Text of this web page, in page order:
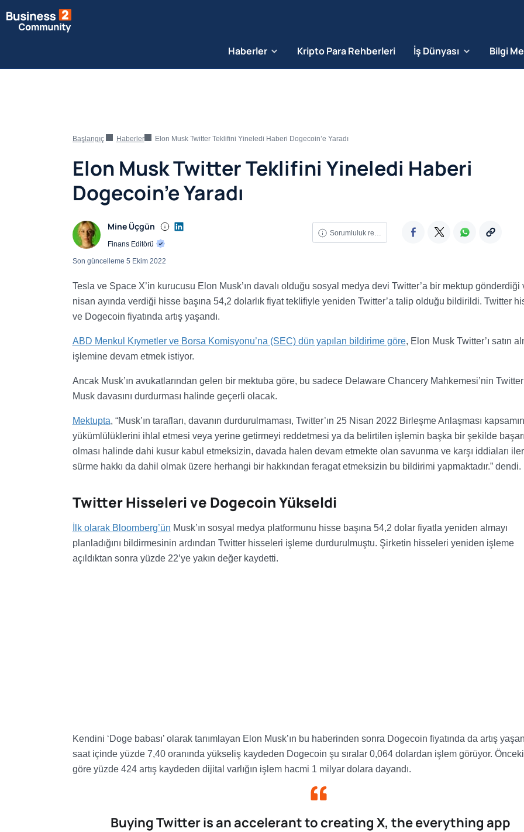
Haberler Kripto Para Rehberleri İş Dünyası Bilgi
Başlangıç Haberler Elon Musk Twitter Teklifini Yineledi Haberi Dogecoin’e Yaradı
Elon Musk Twitter Teklifini Yineledi Haberi
Dogecoin’e Yaradı
Mine Üçgün
Finans Editörü
Sorumluluk reddi
Son güncelleme 5 Ekim 2022
Tesla ve Space X’in kurucusu Elon Musk’ın davalı olduğu sosyal medya devi Twitter’a bir mektup gönderdiği
nisan ayında verdiği hisse başına 54,2 dolarlık fiyat teklifiyle yeniden Twitter’a talip olduğu bildirildi. Twitter
ve Dogecoin fiyatında artış yaşandı.
ABD Menkul Kıymetler ve Borsa Komisyonu’na (SEC) dün yapılan bildirime göre, Elon Musk Twitter’ı satın
işlemine devam etmek istiyor.
Ancak Musk’ın avukatlarından gelen bir mektuba göre, bu sadece Delaware Chancery Mahkemesi’nin
Musk davasını durdurması halinde geçerli olacak.
Mektupta, “Musk’ın tarafları, davanın durdurulmaması, Twitter’ın 25 Nisan 2022 Birleşme Anlaşması
yükümlülüklerini ihlal etmesi veya yerine getirmeyi reddetmesi ya da belirtilen işlemin başka bir şekilde
olması halinde dahi kusur kabul etmeksizin, davada halen devam etmekte olan savunma ve karşı iddiaları
sürme hakkı da dahil olmak üzere herhangi bir hakkından feragat etmeksizin bu bildirimi yapmaktadır.” dendi.
Twitter Hisseleri ve Dogecoin Yükseldi
İlk olarak Bloomberg’ün Musk’ın sosyal medya platformunu hisse başına 54,2 dolar fiyatla yeniden almayı
planladığını bildirmesinin ardından Twitter hisseleri işleme durdurulmuştu. Şirketin hisseleri yeniden işleme
açıldıktan sonra yüzde 22’ye yakın değer kaydetti.
Kendini ‘Doge babası’ olarak tanımlayan Elon Musk’ın bu haberinden sonra Dogecoin fiyatında da artış
saat içinde yüzde 7,40 oranında yükseliş kaydeden Dogecoin şu sıralar 0,064 dolardan işlem görüyor.
göre yüzde 424 artış kaydeden dijital varlığın işlem hacmi 1 milyar dolara dayandı.
Buying Twitter is an accelerant to creating X, the everything app